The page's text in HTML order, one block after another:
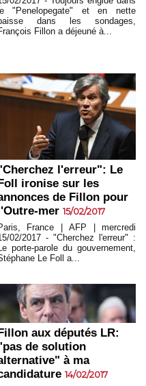
"Penelopegate" et en nette
dans les sondages,
Fillon a déjeuné à...
l'erreur": Le
ironise sur les
de Fillon pour
mer 15/02/2017
France | AFP | mercredi
02/2017 - "Cherchez l'erreur" :
porte-parole du gouvernement,
Le Foll a...
aux députés LR:
de solution
à ma
14/02/2017